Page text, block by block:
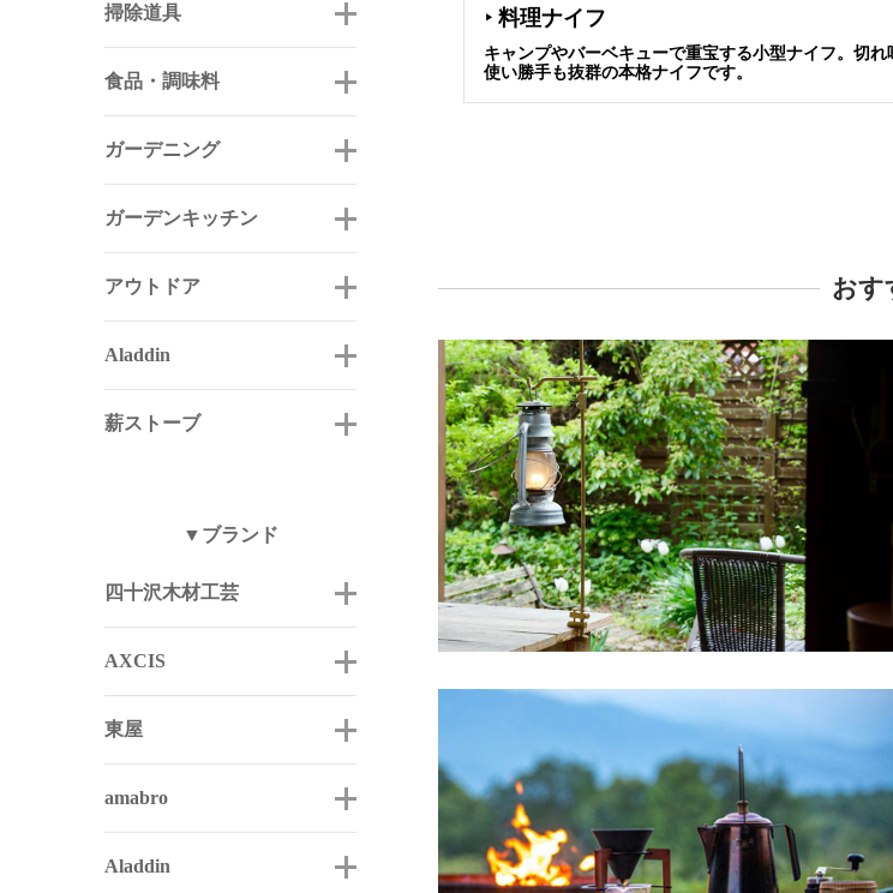
掃除道具
食品・調味料
ガーデニング
ガーデンキッチン
アウトドア
Aladdin
薪ストーブ
▼ブランド
四十沢木材工芸
AXCIS
東屋
amabro
Aladdin
▶ 料理ナイフ
キャンプやバーベキューで重宝する小型ナイフ。切れ
使い勝手も抜群の本格ナイフです。
おす